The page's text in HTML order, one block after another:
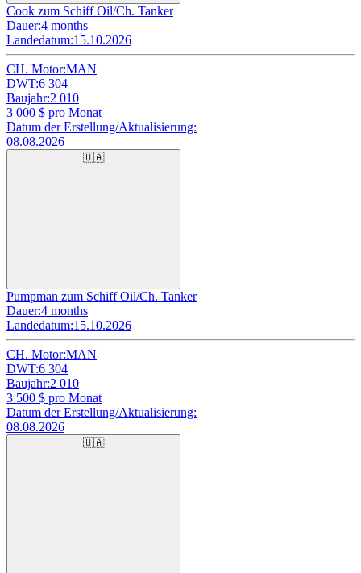
Cook zum Schiff Oil/Ch. Tanker
Dauer:4 months
Landedatum:15.10.2026
CH. Motor:MAN
DWT:6 304
Baujahr:2 010
3 000 $ pro Monat
Datum der Erstellung/Aktualisierung:
08.08.2026
🇺🇦
Pumpman zum Schiff Oil/Ch. Tanker
Dauer:4 months
Landedatum:15.10.2026
CH. Motor:MAN
DWT:6 304
Baujahr:2 010
3 500 $ pro Monat
Datum der Erstellung/Aktualisierung:
08.08.2026
🇺🇦